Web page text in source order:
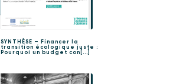
SYNTHÈSE – Financer la
transition écologique juste :
Pourquoi un budget con[...]